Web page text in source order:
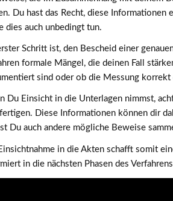
Du hast das Recht, diese Informationen
dies auch unbedingt tun.
Schritt ist, den Bescheid einer
formale Mängel, die deinen Fall
sind oder ob die Messung korrekt
Du Einsicht in die Unterlagen nimmst,
Diese Informationen können dir
Du auch andere mögliche Beweise
in die Akten schafft somit
in die nächsten Phasen des